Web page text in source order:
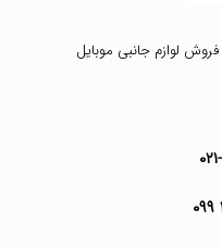
لوازم جانبی موبایل